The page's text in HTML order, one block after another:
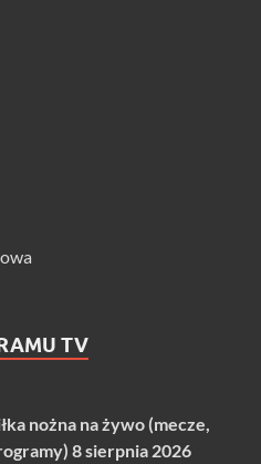
TV
nożna na żywo (mecze,
8 sierpnia 2026